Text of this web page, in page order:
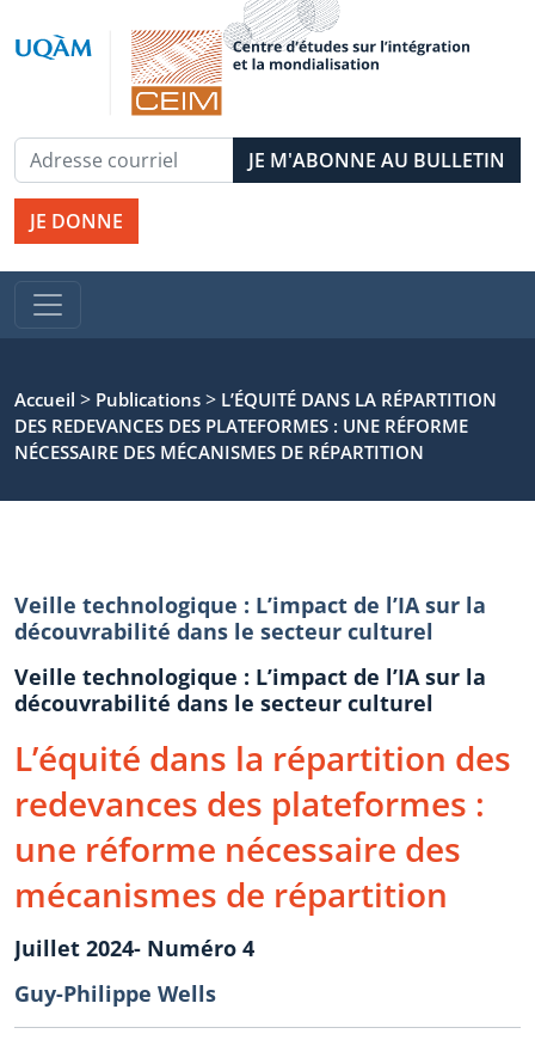
JE DONNE
Accueil > Publications > L’ÉQUITÉ DANS LA RÉPARTITION
DES REDEVANCES DES PLATEFORMES : UNE RÉFORME
NÉCESSAIRE DES MÉCANISMES DE RÉPARTITION
Veille technologique : L’impact de l’IA sur la
découvrabilité dans le secteur culturel
Veille technologique : L’impact de l’IA sur la
découvrabilité dans le secteur culturel
L’équité dans la répartition des
redevances des plateformes :
une réforme nécessaire des
mécanismes de répartition
Juillet 2024- Numéro 4
Guy-Philippe Wells